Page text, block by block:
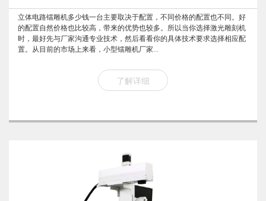
立体电路镭雕机多少钱一台主要取决于配置，不同价格的配置也不同。好
的配置自然价格也比较高，带来的优势也较多。所以当你选择激光雕刻机
时，最好先与厂家沟通专业技术，然后看看你的具体技术要求选择相应配
置。从目前的市场上来看，小型镭雕机厂家...
了解详细